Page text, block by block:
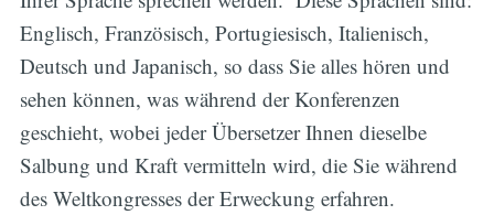
Englisch, Französisch, Portugiesisch, Italienisch,
Deutsch und Japanisch, so dass Sie alles hören und
sehen können, was während der Konferenzen
geschieht, wobei jeder Übersetzer Ihnen dieselbe
Salbung und Kraft vermitteln wird, die Sie während
des Weltkongresses der Erweckung erfahren.